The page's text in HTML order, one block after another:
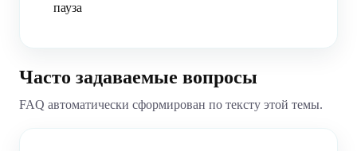
пауза
Часто задаваемые вопросы
FAQ автоматически сформирован по тексту этой темы.